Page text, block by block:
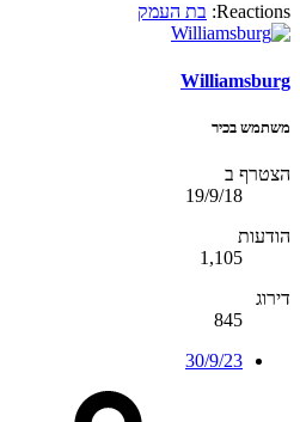
Reactions: בת העמק
Williamsburg
משתמש בכיר
הצטרף ב
19/9/18
הודעות
1,105
דירוג
845
30/9/23